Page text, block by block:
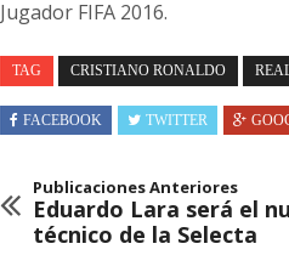
Jugador FIFA 2016.
TAG CRISTIANO RONALDO
FACEBOOK TWITTER
Publicaciones Anteriores
Eduardo Lara será el
técnico de la Selecta